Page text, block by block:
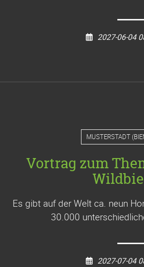
2027-06-04
MUSTERSTADT(
Vortrag zum
Es gibt auf der Welt ca. neun
30.000
2027-07-04